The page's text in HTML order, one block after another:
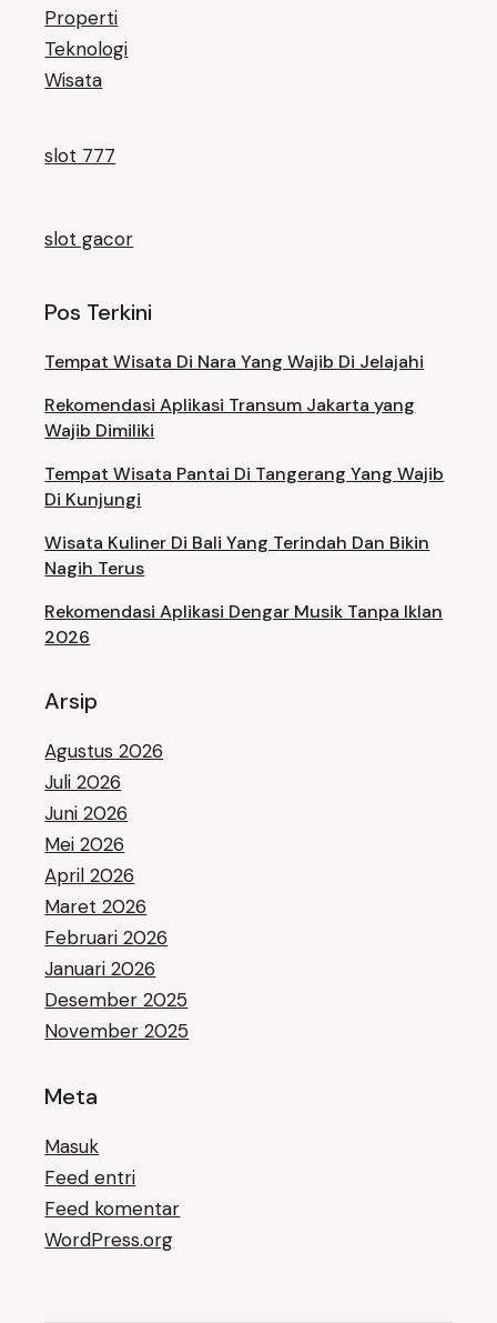
Properti
Teknologi
Wisata
slot 777
slot gacor
Pos Terkini
Tempat Wisata Di Nara Yang Wajib Di Jelajahi
Rekomendasi Aplikasi Transum Jakarta yang
Wajib Dimiliki
Tempat Wisata Pantai Di Tangerang Yang Wajib
Di Kunjungi
Wisata Kuliner Di Bali Yang Terindah Dan Bikin
Nagih Terus
Rekomendasi Aplikasi Dengar Musik Tanpa Iklan
2026
Arsip
Agustus 2026
Juli 2026
Juni 2026
Mei 2026
April 2026
Maret 2026
Februari 2026
Januari 2026
Desember 2025
November 2025
Meta
Masuk
Feed entri
Feed komentar
WordPress.org